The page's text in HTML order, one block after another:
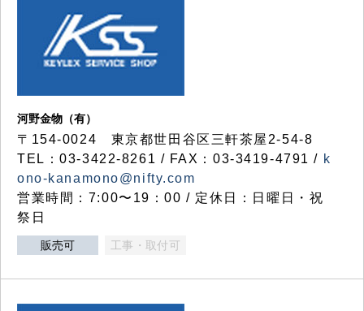
河野金物（有）
〒154-0024 東京都世田谷区三軒茶屋2-54-8
TEL：03-3422-8261 / FAX：03-3419-4791 / k
ono-kanamono@nifty.com
営業時間：7:00〜19：00 / 定休日：日曜日・祝
祭日
販売可 工事・取付可